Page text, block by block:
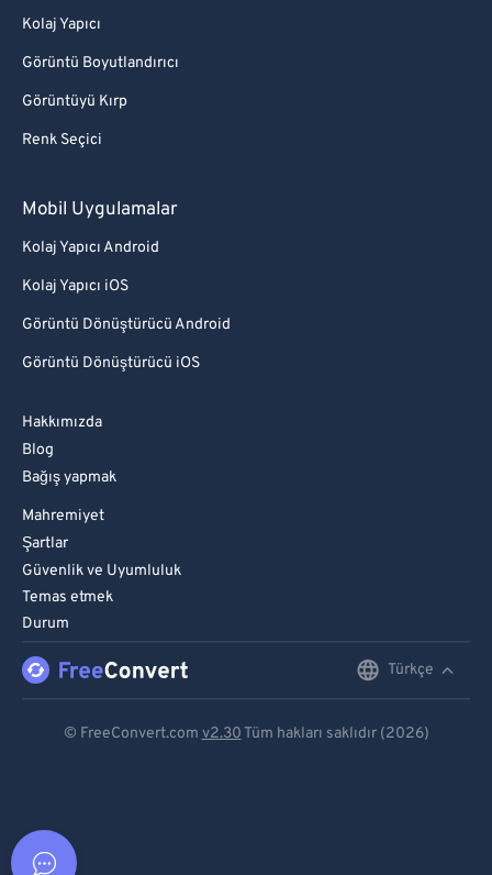
Kolaj Yapıcı
Görüntü Boyutlandırıcı
Görüntüyü Kırp
Renk Seçici
Mobil Uygulamalar
Kolaj Yapıcı Android
Kolaj Yapıcı iOS
Görüntü Dönüştürücü Android
Görüntü Dönüştürücü iOS
Hakkımızda
Blog
Bağış yapmak
Mahremiyet
Şartlar
Güvenlik ve Uyumluluk
Temas etmek
Durum
Türkçe
© FreeConvert.com v2.30 Tüm hakları saklıdır (2026)